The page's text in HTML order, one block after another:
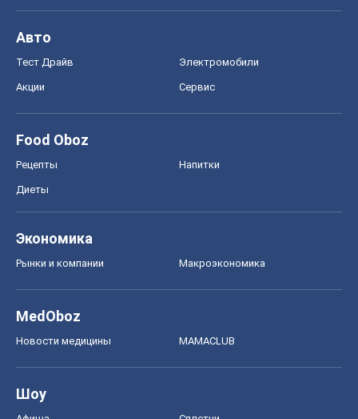
Авто
Тест Драйв Электромобили
Акции Сервис
Food Oboz
Рецепты Напитки
Диеты
Экономика
Рынки и компании Mакроэкономика
MedOboz
Новости медицины MAMACLUB
Шоу